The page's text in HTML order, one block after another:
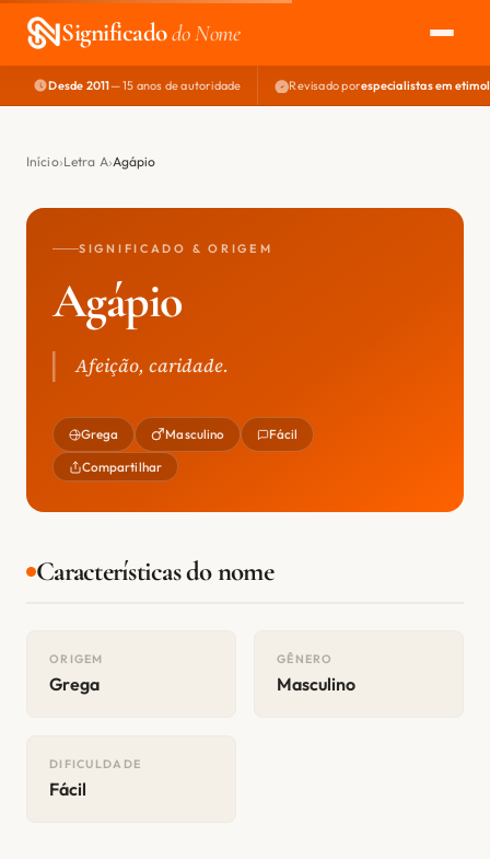
Significadodo Nome
EXPLORAR
NOME PERFEITO
Desde 2011— 15 anos de autoridade Revisado porespecialistas em
Início Letra A Agápio
SIGNIFICADO & ORIGEM
Agápio
Afeição, caridade.
Grega Masculino Fácil
Compartilhar
Características do nome
ORIGEM
Grega
GÊNERO
Masculino
DIFICULDADE
Fácil